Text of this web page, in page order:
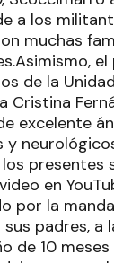
a los
muchas
de la
Cristina
excelente
presentes
en
por la
padres, a
de 10